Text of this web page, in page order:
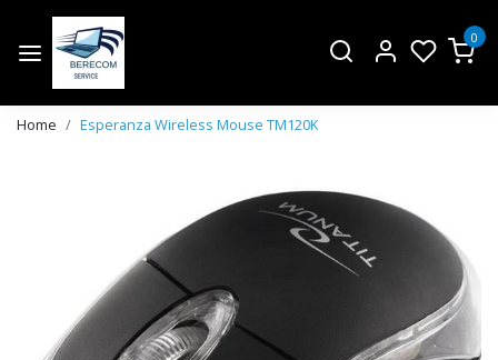
0
Home Esperanza Wireless Mouse TM120K